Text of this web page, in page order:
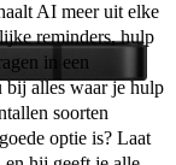
AI meer uit elke
reminders, hulp
in een
bij alles waar je hulp
soorten
optie is? Laat